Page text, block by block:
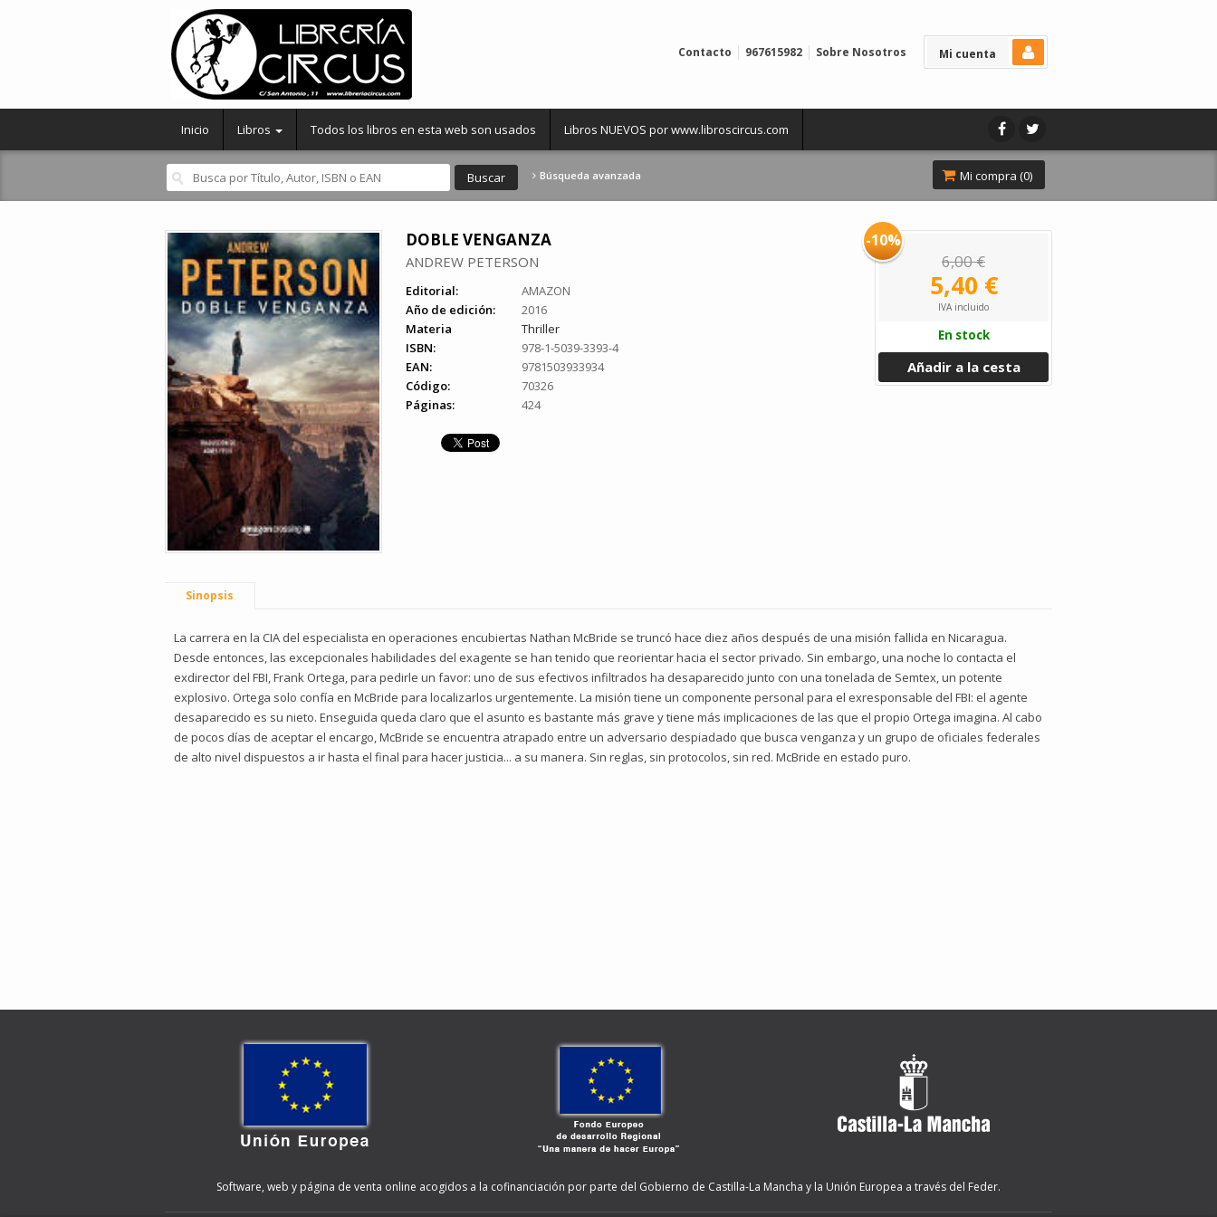
Mi cuenta
Contacto 967615982 Sobre Nosotros
Inicio Libros Todos los libros en esta web son usados Libros NUEVOS por www.libroscircus.com
Búsqueda avanzada Mi compra (0)
DOBLE VENGANZA
ANDREW PETERSON
Editorial:
AMAZON
Año de edición:
2016
Materia
Thriller
ISBN:
978-1-5039-3393-4
EAN:
9781503933934
Código:
70326
Páginas:
424
-10%
6,00 €
5,40 €
IVA incluido
En stock
Añadir a la cesta
Sinopsis
La carrera en la CIA del especialista en operaciones encubiertas Nathan McBride se truncó hace diez años después de una misión fallida en Nicaragua.
Desde entonces, las excepcionales habilidades del exagente se han tenido que reorientar hacia el sector privado. Sin embargo, una noche lo contacta el
exdirector del FBI, Frank Ortega, para pedirle un favor: uno de sus efectivos infiltrados ha desaparecido junto con una tonelada de Semtex, un potente
explosivo. Ortega solo confía en McBride para localizarlos urgentemente. La misión tiene un componente personal para el exresponsable del FBI: el agente
desaparecido es su nieto. Enseguida queda claro que el asunto es bastante más grave y tiene más implicaciones de las que el propio Ortega imagina. Al cabo
de pocos días de aceptar el encargo, McBride se encuentra atrapado entre un adversario despiadado que busca venganza y un grupo de oficiales federales
de alto nivel dispuestos a ir hasta el final para hacer justicia... a su manera. Sin reglas, sin protocolos, sin red. McBride en estado puro.
Software, web y página de venta online acogidos a la cofinanciación por parte del Gobierno de Castilla-La Mancha y la Unión Europea a través del Feder.